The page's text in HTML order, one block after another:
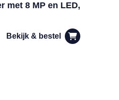
met 8 MP en LED,
Bekijk & bestel